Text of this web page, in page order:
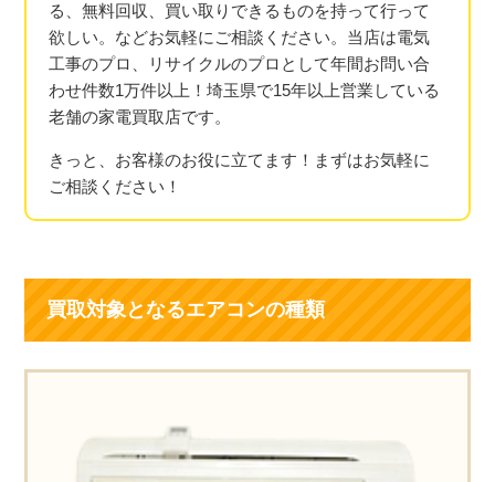
る、無料回収、買い取りできるものを持って行って
欲しい。などお気軽にご相談ください。当店は電気
工事のプロ、リサイクルのプロとして年間お問い合
わせ件数1万件以上！埼玉県で15年以上営業している
老舗の家電買取店です。
きっと、お客様のお役に立てます！まずはお気軽に
ご相談ください！
買取対象となるエアコンの種類